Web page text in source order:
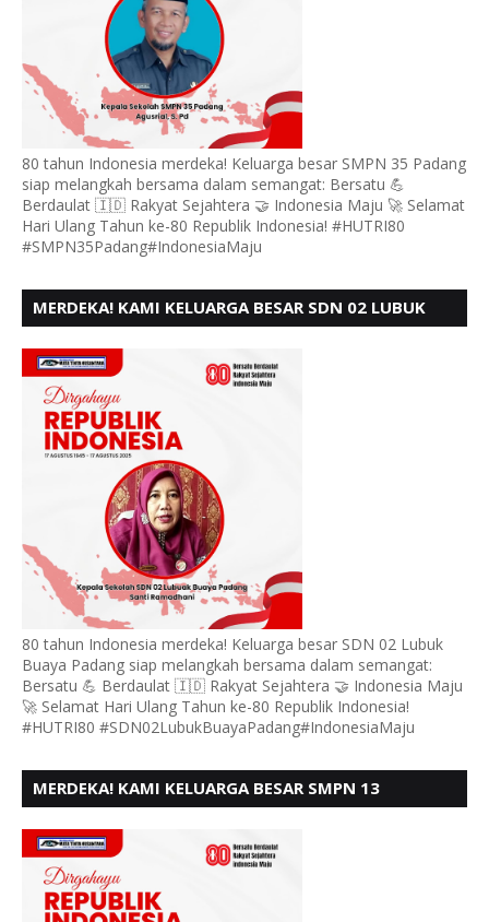
80 tahun Indonesia merdeka! Keluarga besar SMPN 35 Padang
siap melangkah bersama dalam semangat: Bersatu 💪
Berdaulat 🇮🇩 Rakyat Sejahtera 🤝 Indonesia Maju 🚀 Selamat
Hari Ulang Tahun ke-80 Republik Indonesia! #HUTRI80
#SMPN35Padang#IndonesiaMaju
MERDEKA! KAMI KELUARGA BESAR SDN 02 LUBUK
HUT RI KE - 80,
80 tahun Indonesia merdeka! Keluarga besar SDN 02 Lubuk
Buaya Padang siap melangkah bersama dalam semangat:
Bersatu 💪 Berdaulat 🇮🇩 Rakyat Sejahtera 🤝 Indonesia Maju
🚀 Selamat Hari Ulang Tahun ke-80 Republik Indonesia!
#HUTRI80 #SDN02LubukBuayaPadang#IndonesiaMaju
MERDEKA! KAMI KELUARGA BESAR SMPN 13